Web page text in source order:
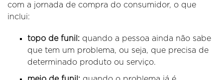
com a jornada de compra do consumidor, o que
inclui:
topo de funil: quando a pessoa ainda não sabe
que tem um problema, ou seja, que precisa de
determinado produto ou serviço.